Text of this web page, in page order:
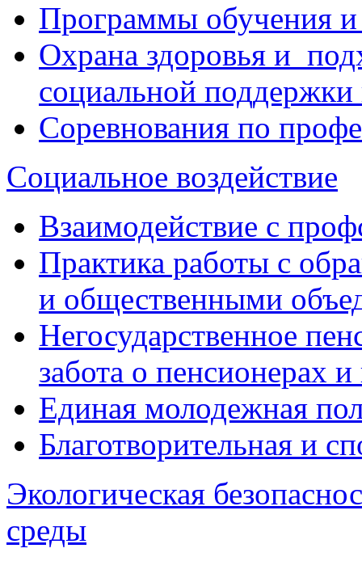
Программы обучения и
Охрана здоровья и
социальной поддержки
Соревнования по
Социальное воздействие
Взаимодействие с
Практика работы с
и общественными
Негосударственное
забота о пенсионерах и
Единая молодежная
Благотворительная и
Экологическая
среды